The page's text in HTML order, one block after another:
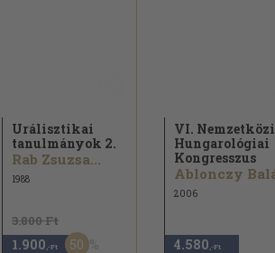
Urálisztikai
tanulmányok 2.
Rab Zsuzsa...
1988
3.800 Ft
1.900 ,-Ft 50
VI. Nemzetközi
Hungarológiai
Kongresszus
2006
4.580 ,-Ft